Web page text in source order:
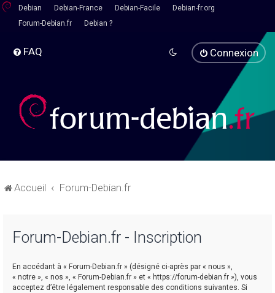
Debian Debian-France Debian-Facile
Debian-fr.org
Forum-Debian.fr
Debian ?
FAQ Connexion
Accueil Forum-Debian.fr
Forum-Debian.fr - Inscription
En accédant à « Forum-Debian.fr » (désigné ci-après par « nous »,
« notre », « nos », « Forum-Debian.fr » et « https://forum-debian.fr »), vous
acceptez d’être légalement responsable des conditions suivantes. Si